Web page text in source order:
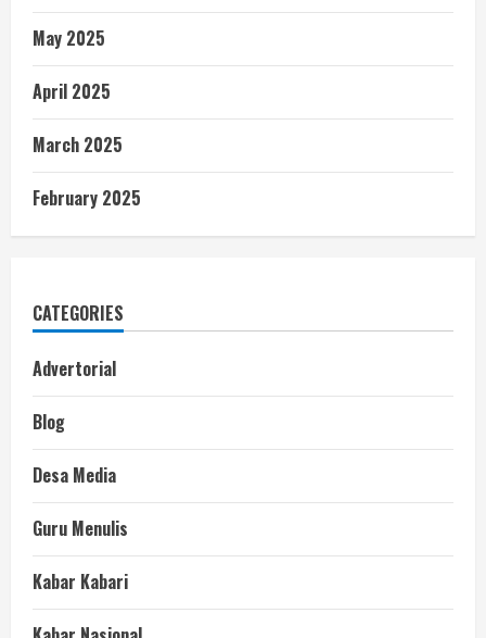
May 2025
April 2025
March 2025
February 2025
CATEGORIES
Advertorial
Blog
Desa Media
Guru Menulis
Kabar Kabari